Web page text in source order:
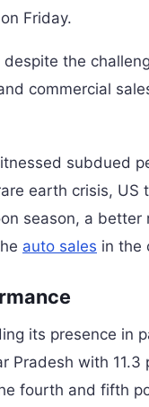
Friday.
the
commercial
subdued
earth crisis,
season, a
auto sales in the
its presence in
Pradesh with
fourth and fifth